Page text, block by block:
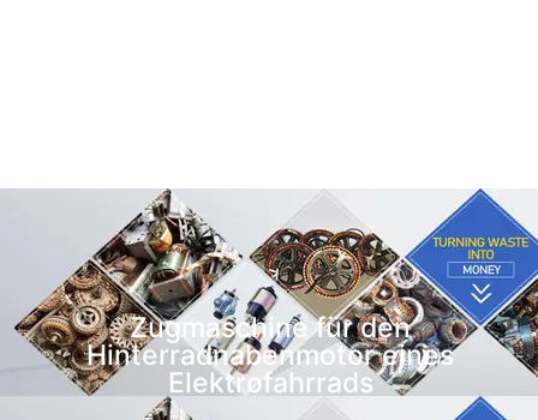
Zugmaschine für den
Hinterradnabenmotor eines
Elektrofahrrads